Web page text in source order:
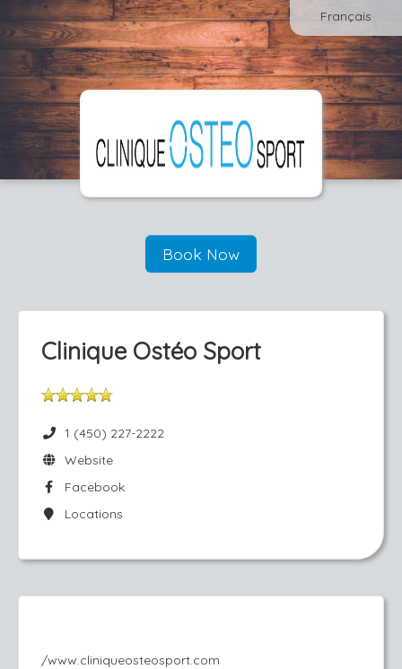
Français
Book Now
Clinique Ostéo Sport
1 (450) 227-2222
Website
Facebook
Locations
/www.cliniqueosteosport.com